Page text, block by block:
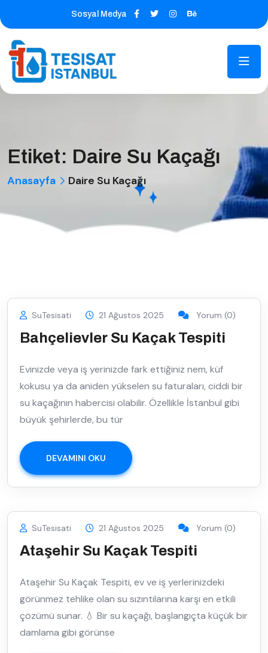
Sosyal Medya
Etiket: Daire Su Kaçağı
Anasayfa Daire Su Kaçağı
SuTesisati 21 Ağustos 2025 Yorum (0)
Bahçelievler Su Kaçak Tespiti
Evinizde veya iş yerinizde fark ettiğiniz nem, küf
kokusu ya da aniden yükselen su faturaları, ciddi bir
su kaçağının habercisi olabilir. Özellikle İstanbul gibi
büyük şehirlerde, bu tür
DEVAMINI OKU
SuTesisati 21 Ağustos 2025 Yorum (0)
Ataşehir Su Kaçak Tespiti
Ataşehir Su Kaçak Tespiti, ev ve iş yerlerinizdeki
görünmez tehlike olan su sızıntılarına karşı en etkili
çözümü sunar. 💧 Bir su kaçağı, başlangıçta küçük bir
damlama gibi görünse